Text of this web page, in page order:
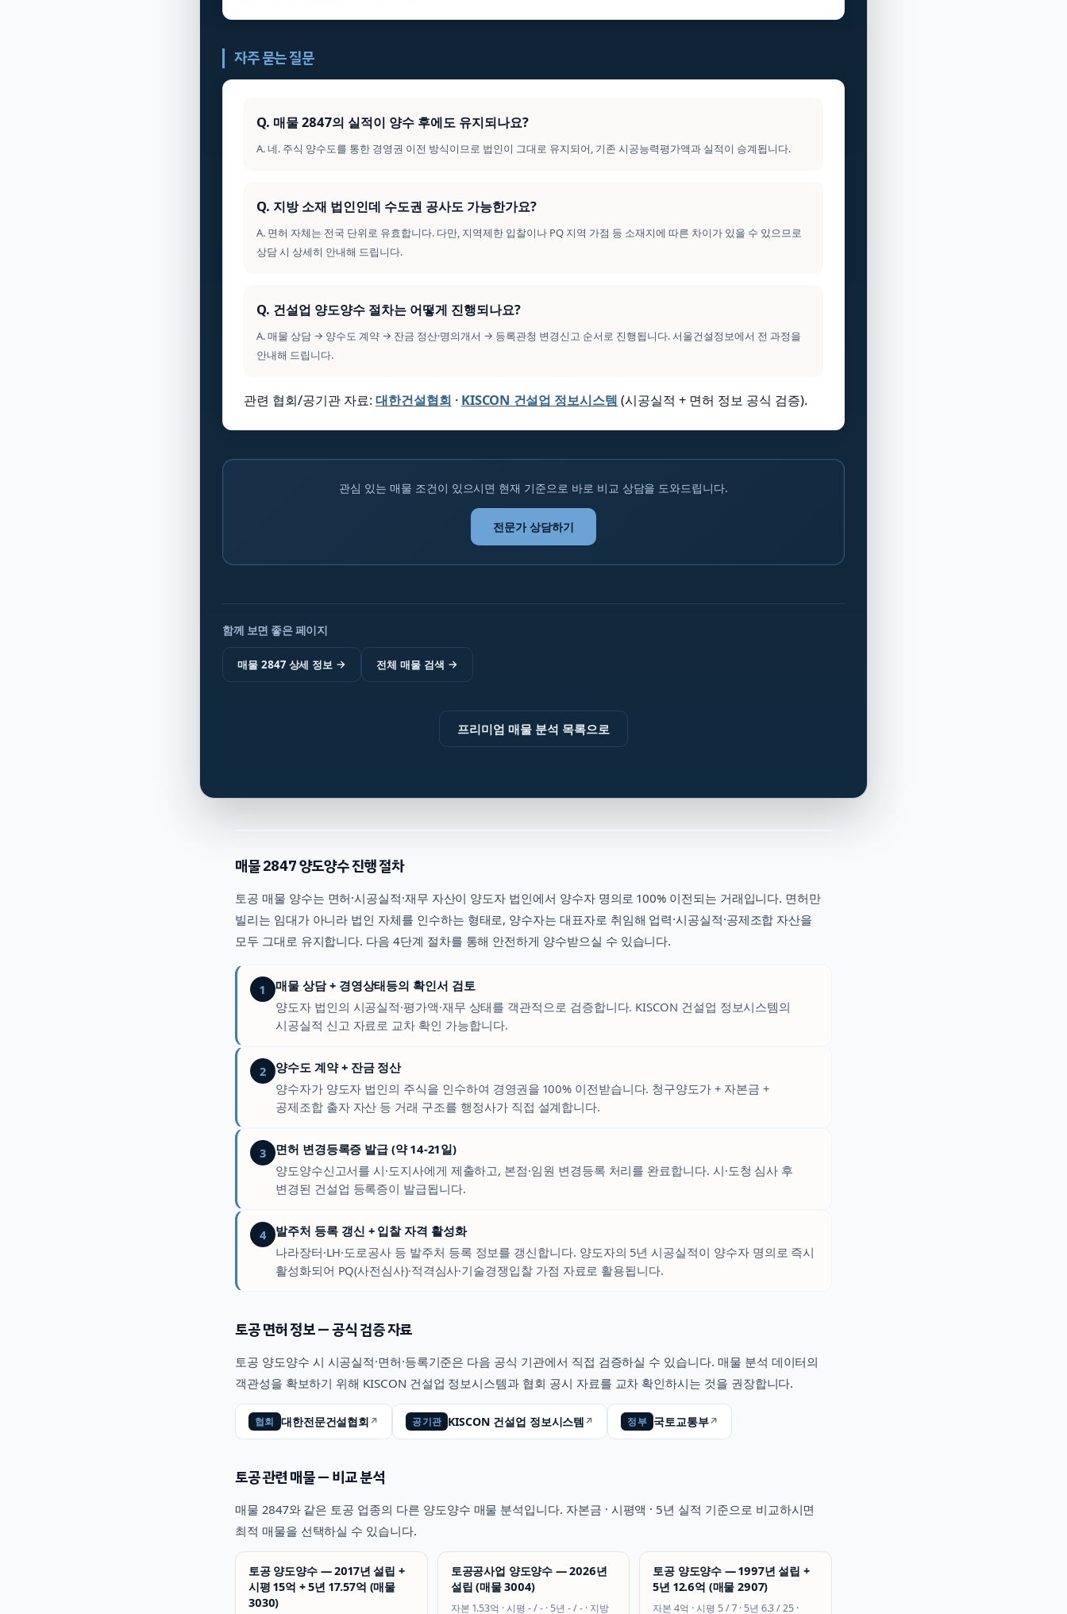
자주 묻는 질문
Q. 매물 2847의 실적이 양수 후에도 유지되나요?
A. 네. 주식 양수도를 통한 경영권 이전 방식이므로 법인이 그대로 유지되어, 기존 시공능력평가액과 실적이 승계됩니다.
Q. 지방 소재 법인인데 수도권 공사도 가능한가요?
A. 면허 자체는 전국 단위로 유효합니다. 다만, 지역제한 입찰이나 PQ 지역 가점 등 소재지에 따른 차이가 있을 수 있으므로
상담 시 상세히 안내해 드립니다.
Q. 건설업 양도양수 절차는 어떻게 진행되나요?
A. 매물 상담 → 양수도 계약 → 잔금 정산·명의개서 → 등록관청 변경신고 순서로 진행됩니다. 서울건설정보에서 전 과정을
안내해 드립니다.
관련 협회/공기관 자료:대한건설협회 · KISCON 건설업 정보시스템 (시공실적 + 면허 정보 공식 검증).
관심 있는 매물 조건이 있으시면 현재 기준으로 바로 비교 상담을 도와드립니다.
전문가 상담하기
함께 보면 좋은 페이지
매물 2847 상세 정보 → 전체 매물 검색 →
프리미엄 매물 분석 목록으로
매물2847양도양수 진행 절차
토공 매물 양수는 면허·시공실적·재무 자산이 양도자 법인에서 양수자 명의로 100% 이전되는 거래입니다. 면허만
빌리는 임대가 아니라 법인 자체를 인수하는 형태로, 양수자는 대표자로 취임해 업력·시공실적·공제조합 자산을
모두 그대로 유지합니다. 다음 4단계 절차를 통해 안전하게 양수받으실 수 있습니다.
1
매물 상담 + 경영상태등의 확인서 검토
양도자 법인의 시공실적·평가액·재무 상태를 객관적으로 검증합니다. KISCON 건설업 정보시스템의
시공실적 신고 자료로 교차 확인 가능합니다.
2
양수도 계약 + 잔금 정산
양수자가 양도자 법인의 주식을 인수하여 경영권을 100% 이전받습니다. 청구양도가 + 자본금 +
공제조합 출자 자산 등 거래 구조를 행정사가 직접 설계합니다.
3
면허 변경등록증 발급 (약 14-21일)
양도양수신고서를 시·도지사에게 제출하고, 본점·임원 변경등록 처리를 완료합니다. 시·도청 심사 후
변경된 건설업 등록증이 발급됩니다.
4
발주처 등록 갱신 + 입찰 자격 활성화
나라장터·LH·도로공사 등 발주처 등록 정보를 갱신합니다. 양도자의 5년 시공실적이 양수자 명의로 즉시
활성화되어 PQ(사전심사)·적격심사·기술경쟁입찰 가점 자료로 활용됩니다.
토공면허 정보 — 공식 검증 자료
토공 양도양수 시 시공실적·면허·등록기준은 다음 공식 기관에서 직접 검증하실 수 있습니다. 매물 분석 데이터의
객관성을 확보하기 위해 KISCON 건설업 정보시스템과 협회 공시 자료를 교차 확인하시는 것을 권장합니다.
협회 대한전문건설협회↗ 공기관 KISCON 건설업 정보시스템↗ 정부 국토교통부↗
토공관련 매물 — 비교 분석
매물 2847와 같은 토공 업종의 다른 양도양수 매물 분석입니다. 자본금 · 시평액 · 5년 실적 기준으로 비교하시면
최적 매물을 선택하실 수 있습니다.
토공 양도양수 — 2017년 설립 +
시평 15억 + 5년 17.57억 (매물
3030)
토공공사업 양도양수 — 2026년
설립 (매물 3004)
자본 1.53억 · 시평 - / -· 5년 - / -· 지방
토공 양도양수 — 1997년 설립 +
5년 12.6억 (매물 2907)
자본4억 · 시평 5 / 7· 5년 6.3 / 25 ·